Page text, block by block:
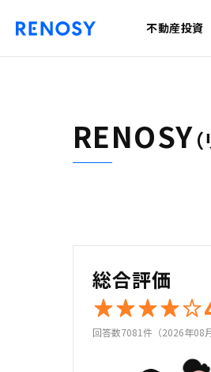
不動産投資
RENOSY
総合評価
回答数7081件（2026年08